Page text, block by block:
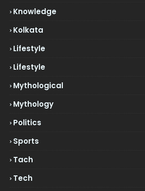
Knowledge
Kolkata
Lifestyle
Lifestyle
Mythological
Mythology
Politics
Sports
Tach
Tech